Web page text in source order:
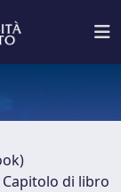
di libro